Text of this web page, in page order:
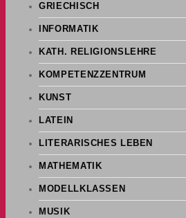
GRIECHISCH
INFORMATIK
KATH. RELIGIONSLEHRE
KOMPETENZZENTRUM
KUNST
LATEIN
LITERARISCHES LEBEN
MATHEMATIK
MODELLKLASSEN
MUSIK